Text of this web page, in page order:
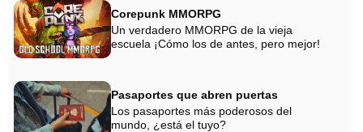
Corepunk MMORPG
Un verdadero MMORPG de la vieja
escuela ¡Cómo los de antes, pero mejor!
Pasaportes que abren puertas
Los pasaportes más poderosos del
mundo, ¿está el tuyo?